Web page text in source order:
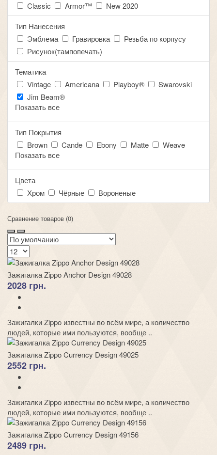
Classic
Armor™
New 2020
Тип Нанесения
Эмблема
Гравировка
Резьба по корпусу
Рисунок(тампопечать)
Тематика
Vintage
Americana Playboy®
Swarovski
Jim Beam®
Показать все
Тип Покрытия
Brown
Cande Ebony Matte
Weave
Показать все
Цвета
Хром
Чёрные Вороненые
Сравнение товаров (0)
Зажигалка Zippo Anchor Design 49028
2028 грн.
Зажигалки Zippo известны во всём мире, а количество
людей, которые ими пользуются, вообще ..
Зажигалка Zippo Currency Design 49025
2552 грн.
Зажигалки Zippo известны во всём мире, а количество
людей, которые ими пользуются, вообще ..
Зажигалка Zippo Currency Design 49156
2489 грн.